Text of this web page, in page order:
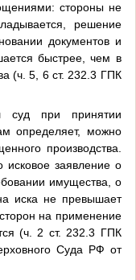
стороны не
решение
документов и
быстрее, чем в
(ч. 5, 6 ст. 232.3 ГПК
суд при принятии
определяет, можно
производства.
заявление о
имущества, о
иска не превышает
на применение
(ч. 2 ст. 232.3 ГПК
Суда РФ от